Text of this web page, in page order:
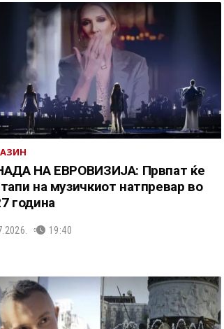
НА ЕВРОВИЗИЈА: Првпат ќе
на музичкиот натпревар во
година
19:40